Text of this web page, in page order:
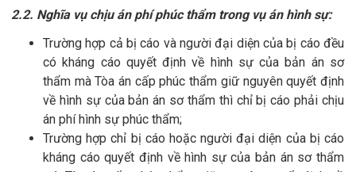
2.2. Nghĩa vụ chịu án phí phúc thẩm trong vụ án hình sự:
Trường hợp cả bị cáo và người đại diện của bị cáo đều
có kháng cáo quyết định về hình sự của bản án sơ
thẩm mà Tòa án cấp phúc thẩm giữ nguyên quyết định
về hình sự của bản án sơ thẩm thì chỉ bị cáo phải chịu
án phí hình sự phúc thẩm;
Trường hợp chỉ bị cáo hoặc người đại diện của bị cáo
kháng cáo quyết định về hình sự của bản án sơ thẩm